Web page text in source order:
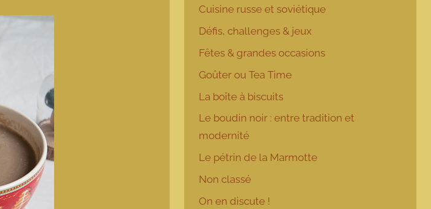
Cuisine russe et soviétique
Défis, challenges & jeux
Fêtes & grandes occasions
Goûter ou Tea Time
La boîte à biscuits
Le boudin noir : entre tradition et
modernité
Le pétrin de la Marmotte
Non classé
On en discute !